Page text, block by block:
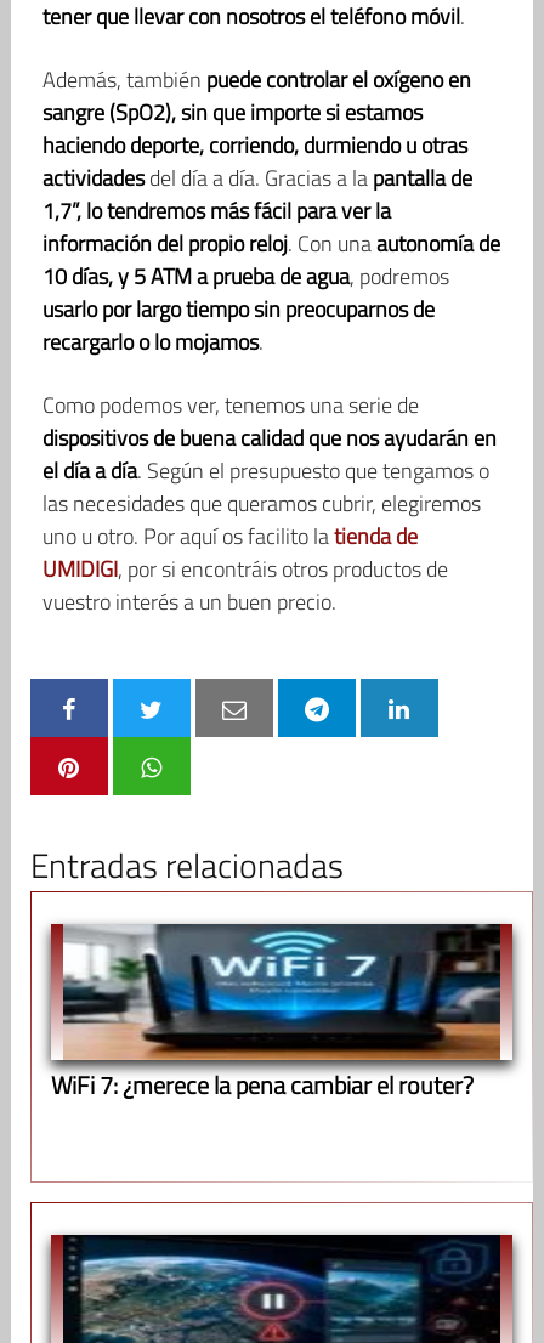
tener que llevar con nosotros el teléfono móvil.
Además, también puede controlar el oxígeno en
sangre (SpO2), sin que importe si estamos
haciendo deporte, corriendo, durmiendo u otras
actividadesdel día a día. Gracias a lapantalla de
1,7”, lo tendremos más fácil para ver la
información del propio reloj. Con unaautonomía de
10 días, y 5 ATM a prueba de agua, podremos
usarlo por largo tiempo sin preocuparnos de
recargarlo o lo mojamos.
Como podemos ver, tenemos una serie de
dispositivos de buena calidad que nos ayudarán en
el día a día. Según el presupuesto que tengamos o
las necesidades que queramos cubrir, elegiremos
uno u otro. Por aquí os facilito latienda de
UMIDIGI, por si encontráis otros productos de
vuestro interés a un buen precio.
Entradas relacionadas
WiFi 7: ¿merece la pena cambiar el router?